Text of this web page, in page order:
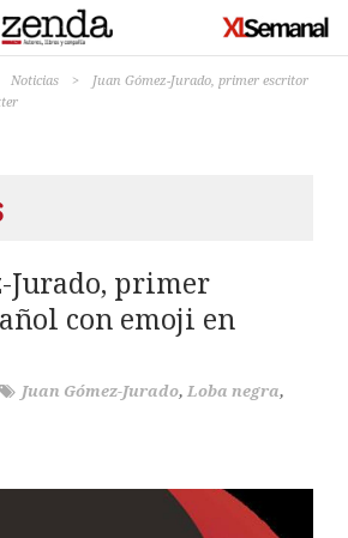
Noticias >
Juan Gómez-Jurado, primer escritor
Jurado, primer
con emoji en
Juan Gómez-Jurado, Loba negra,